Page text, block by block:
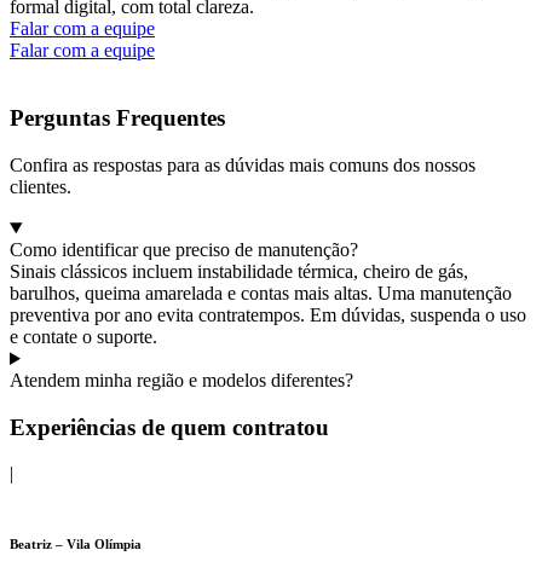
formal digital, com total clareza.
Falar com a equipe
Falar com a equipe
Perguntas Frequentes
Confira as respostas para as dúvidas mais comuns dos nossos
clientes.
Como identificar que preciso de manutenção?
Sinais clássicos incluem instabilidade térmica, cheiro de gás,
barulhos, queima amarelada e contas mais altas. Uma manutenção
preventiva por ano evita contratempos. Em dúvidas, suspenda o uso
e contate o suporte.
Atendem minha região e modelos diferentes?
Experiências de quem contratou
|
Beatriz – Vila Olímpia